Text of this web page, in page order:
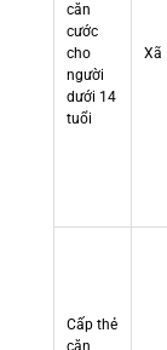
căn
cước
cho
người
dưới 14
tuổi
Xã
Cấp thẻ
căn